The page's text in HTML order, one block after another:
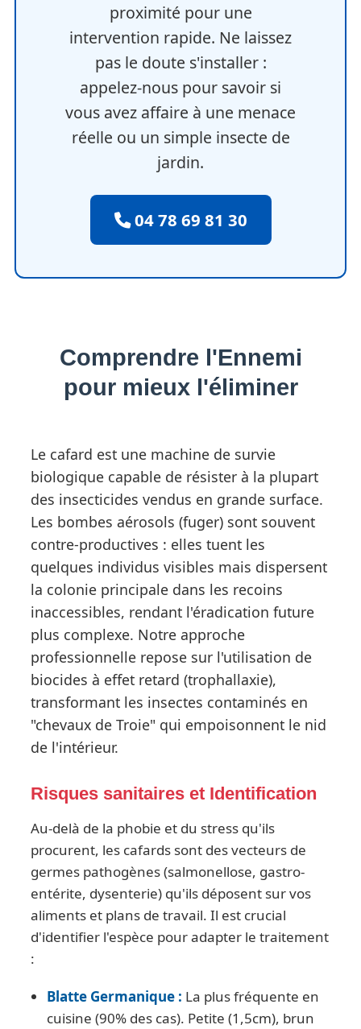
proximité pour une
intervention rapide. Ne laissez
pas le doute s'installer :
appelez-nous pour savoir si
vous avez affaire à une menace
réelle ou un simple insecte de
jardin.
04 78 69 81 30
Comprendre l'Ennemi
pour mieux l'éliminer
Le cafard est une machine de survie
biologique capable de résister à la plupart
des insecticides vendus en grande surface.
Les bombes aérosols (fuger) sont souvent
contre-productives : elles tuent les
quelques individus visibles mais dispersent
la colonie principale dans les recoins
inaccessibles, rendant l'éradication future
plus complexe. Notre approche
professionnelle repose sur l'utilisation de
biocides à effet retard (trophallaxie),
transformant les insectes contaminés en
"chevaux de Troie" qui empoisonnent le nid
de l'intérieur.
Risques sanitaires et Identification
Au-delà de la phobie et du stress qu'ils
procurent, les cafards sont des vecteurs de
germes pathogènes (salmonellose, gastro-
entérite, dysenterie) qu'ils déposent sur vos
aliments et plans de travail. Il est crucial
d'identifier l'espèce pour adapter le traitement
:
Blatte Germanique : La plus fréquente en
cuisine (90% des cas). Petite (1,5cm), brun